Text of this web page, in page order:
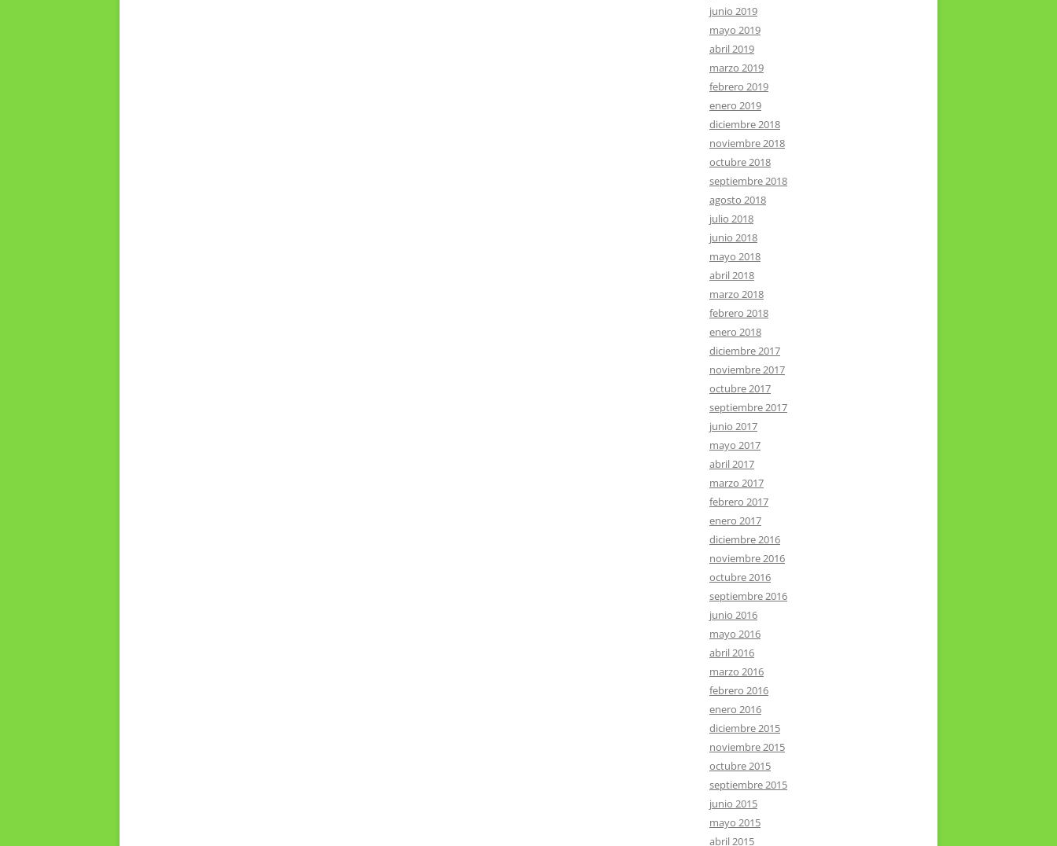
junio 2019
mayo 2019
abril 2019
marzo 2019
febrero 2019
enero 2019
diciembre 2018
noviembre 2018
octubre 2018
septiembre 2018
agosto 2018
julio 2018
junio 2018
mayo 2018
abril 2018
marzo 2018
febrero 2018
enero 2018
diciembre 2017
noviembre 2017
octubre 2017
septiembre 2017
junio 2017
mayo 2017
abril 2017
marzo 2017
febrero 2017
enero 2017
diciembre 2016
noviembre 2016
octubre 2016
septiembre 2016
junio 2016
mayo 2016
abril 2016
marzo 2016
febrero 2016
enero 2016
diciembre 2015
noviembre 2015
octubre 2015
septiembre 2015
junio 2015
mayo 2015
abril 2015